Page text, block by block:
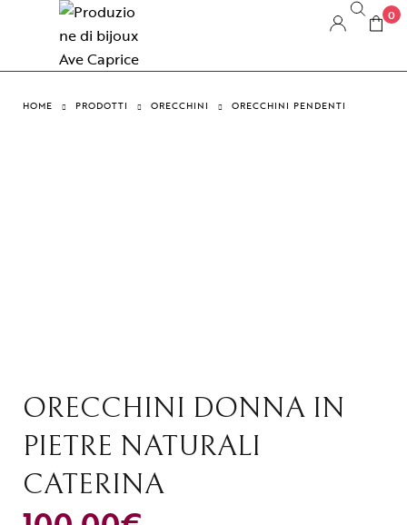
0
HOME PRODOTTI ORECCHINI ORECCHINI PENDENTI
ORECCHINI DONNA IN
PIETRE NATURALI
CATERINA